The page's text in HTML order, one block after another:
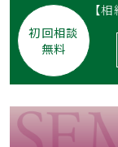
【
初回相談
無料